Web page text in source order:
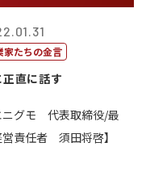
家たちの金言
正直に話す
ニグモ 代表取締役/最
営責任者 須田将啓】